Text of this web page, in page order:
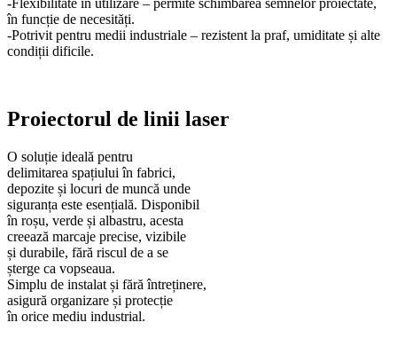
-Flexibilitate în utilizare – permite schimbarea semnelor proiectate,
în funcție de necesități.
-Potrivit pentru medii industriale – rezistent la praf, umiditate și alte
condiții dificile.
Proiectorul de linii laser
O soluție ideală pentru
delimitarea spațiului în fabrici,
depozite și locuri de muncă unde
siguranța este esențială. Disponibil
în roșu, verde și albastru, acesta
creează marcaje precise, vizibile
și durabile, fără riscul de a se
șterge ca vopseaua.
Simplu de instalat și fără întreținere,
asigură organizare și protecție
în orice mediu industrial.